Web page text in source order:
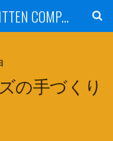
はなうた手帖 ♪ KITTEN COMPANY
の手づくり